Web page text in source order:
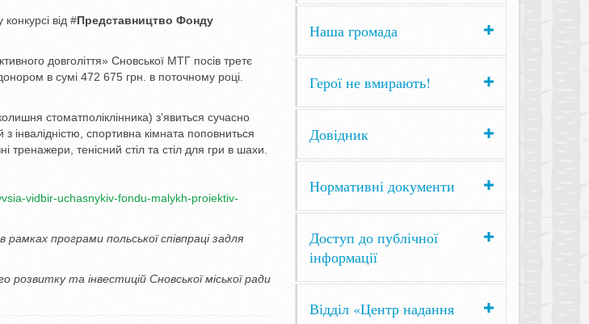
від #Представництво Фонду
довголіття» Сновської МТГ посів третє
в сумі 472 675 грн. в поточному році.
стоматполіклінника) з’явиться сучасно
інвалідністю, спортивна кімната поповниться
тенісний стіл та стіл для гри в шахи.
vidbir-uchasnykiv-fondu-malykh-proiektiv-
в рамках програми польської співпраці задля
розвитку та інвестицій Сновської міської ради
Наша громада
Герої не вмирають!
Довідник
Нормативні документи
Доступ до публічної
інформації
Відділ «Центр надання